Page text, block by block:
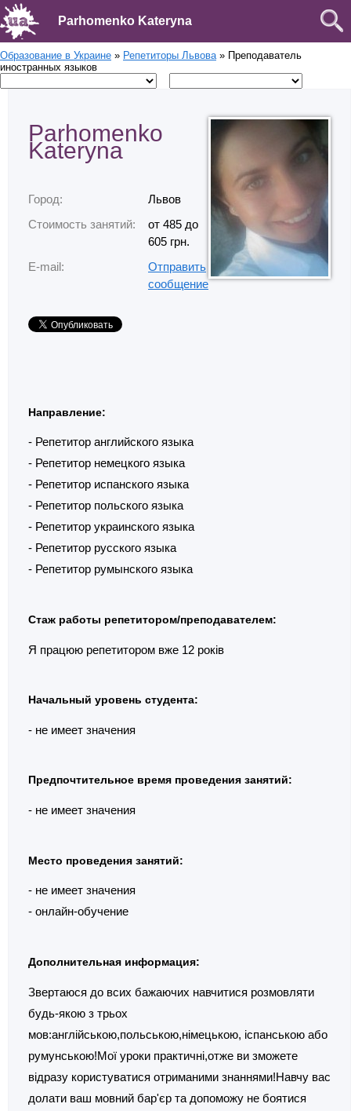
Parhomenko Kateryna
Образование в Украине » Репетиторы Львова» Преподаватель
иностранных языков
Parhomenko
Kateryna
Город:
Львов
Стоимость занятий:
от 485 до
605 грн.
E-mail:
Отправить
сообщение
Направление:
- Репетитор английского языка
- Репетитор немецкого языка
- Репетитор испанского языка
- Репетитор польского языка
- Репетитор украинского языка
- Репетитор русского языка
- Репетитор румынского языка
Стаж работы репетитором/преподавателем:
Я працюю репетитором вже 12 років
Начальный уровень студента:
- не имеет значения
Предпочтительное время проведения занятий:
- не имеет значения
Место проведения занятий:
- не имеет значения
- онлайн-обучение
Дополнительная информация:
Звертаюся до всих бажаючих навчитися розмовляти
будь-якою з трьох
мов:англійською,польською,німецькою, іспанською або
румунською!Мої уроки практичні,отже ви зможете
відразу користуватися отриманими знаннями!Навчу вас
долати ваш мовний бар'єр та допоможу не боятися